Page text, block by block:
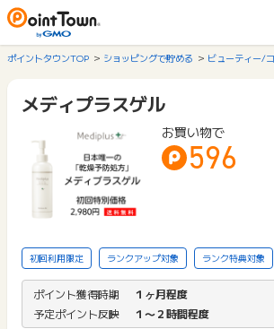
ポイントタウンTOP ショッピングで貯める ビューティー/
メディプラスゲル
お買い物で
596
初回利用限定 ランクアップ対象 ランク特典対象
ポイント獲得時期
１ヶ月程度
予定ポイント反映
１〜２時間程度